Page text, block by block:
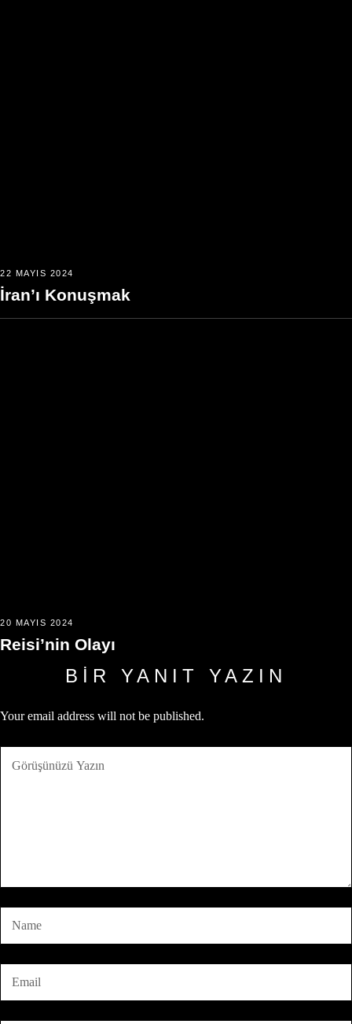
22 MAYIS 2024
İran’ı Konuşmak
20 MAYIS 2024
Reisi’nin Olayı
BIR YANIT YAZIN
Your email address will not be published.